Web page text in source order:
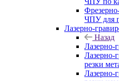
ЧПУ для
Лазерно-
Назад
Лазерно-
Лазерно-
резки
Лазерно-